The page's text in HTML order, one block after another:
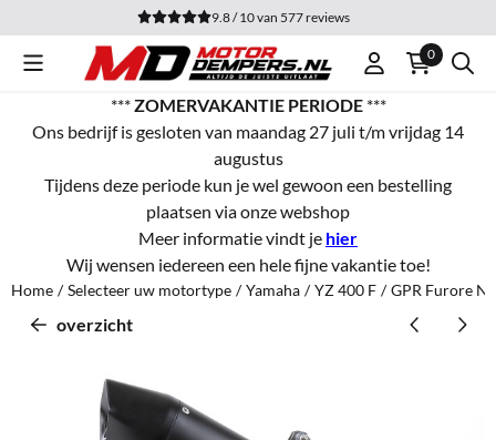
Cookievoorkeuren zijn momenteel gesloten.
9.8 / 10van 577reviews
0
***ZOMERVAKANTIE PERIODE***
Ons bedrijf is gesloten van maandag 27 juli t/m vrijdag 14
augustus
Tijdens deze periode kun je wel gewoon een bestelling
plaatsen via onze webshop
Meer informatie vindt je hier
Wij wensen iedereen een hele fijne vakantie toe!
Home / Selecteer uw motortype / Yamaha / YZ 400 F / GPR Furore
overzicht